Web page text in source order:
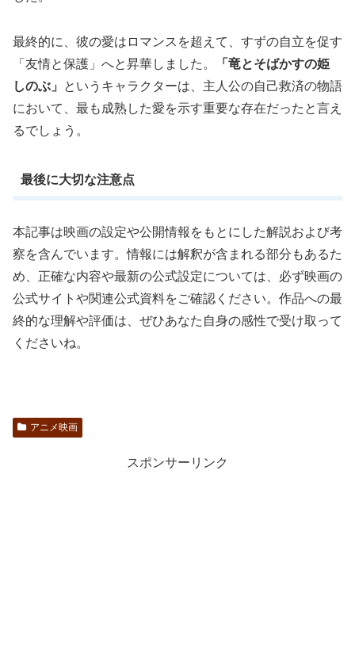
最終的に、彼の愛はロマンスを超えて、すずの自立を促す
「友情と保護」へと昇華しました。
「竜とそばかすの姫
しのぶ」
というキャラクターは、主人公の自己救済の物語
において、最も成熟した愛を示す重要な存在だったと言え
るでしょう。
最後に大切な注意点
本記事は映画の設定や公開情報をもとにした解説および考
察を含んでいます。情報には解釈が含まれる部分もあるた
め、正確な内容や最新の公式設定については、必ず映画の
公式サイトや関連公式資料をご確認ください。作品への最
終的な理解や評価は、ぜひあなた自身の感性で受け取って
くださいね。
アニメ映画
スポンサーリンク